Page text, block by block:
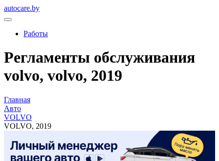
autocare.by
Работы
Регламенты обслуживания
volvo, volvo, 2019
Главная
Авто
VOLVO
VOLVO, 2019